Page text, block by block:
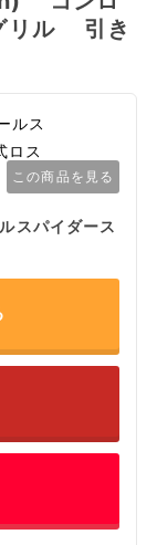
リル 引き
この商品を見る
パイダース